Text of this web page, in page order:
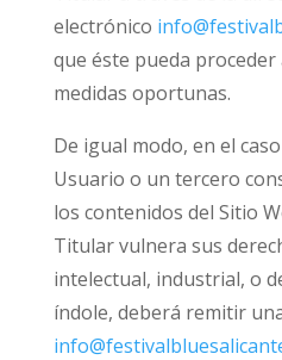
electrónico
que éste pueda proceder
medidas oportunas.
De igual modo, en el
Usuario o un tercero
los contenidos del Sitio
Titular vulnera sus
intelectual, industrial, o
índole, deberá remitir